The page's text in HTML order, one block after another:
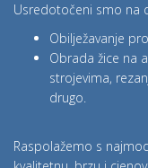
Usredotočeni smo na
Obilježavanje
Obrada žice na
strojevima,
drugo.
Raspolažemo s